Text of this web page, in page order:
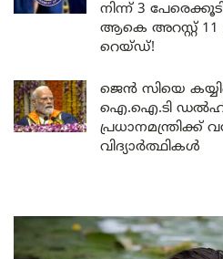
നിന്ന് 3
ആകെ അറസ്റ്റ് 11
റെയ്ഡ്!
ജെൻ സിയെ
ഐ.ഐ.ടി ഡൽഹി
വിദ്യാർത്ഥികൾ